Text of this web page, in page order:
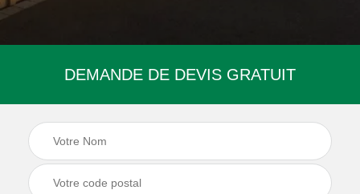
DEMANDE DE DEVIS GRATUIT